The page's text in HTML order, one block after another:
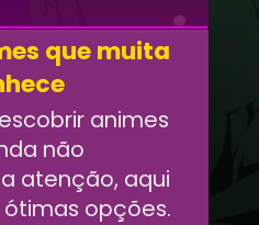
que muita
animes
não
atenção, aqui
opções.